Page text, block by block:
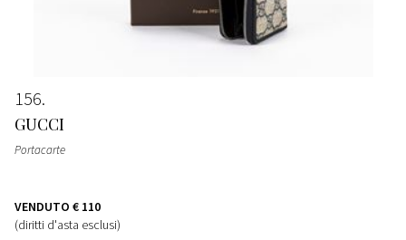
156
GUCCI
Portacarte
VENDUTO € 110
(diritti d'asta esclusi)